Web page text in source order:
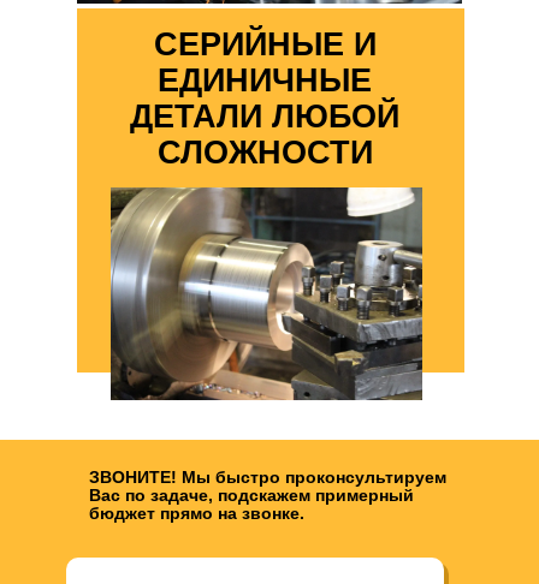
СЕРИЙНЫЕ И
ЕДИНИЧНЫЕ
ДЕТАЛИ ЛЮБОЙ
СЛОЖНОСТИ
ЗВОНИТЕ! Мы быстро проконсультируем
Вас по задаче, подскажем примерный
бюджет прямо на звонке.